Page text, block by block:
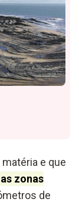
e que
zonas
de